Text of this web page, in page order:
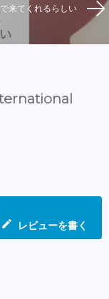
来てくれるらしい
レビューを書く